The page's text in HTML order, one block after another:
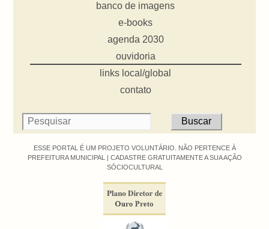
banco de imagens
e-books
agenda 2030
ouvidoria
links local/global
contato
ESSE PORTAL É UM PROJETO VOLUNTÁRIO. NÃO PERTENCE À
PREFEITURA MUNICIPAL | CADASTRE GRATUITAMENTE A SUA AÇÃO
SÓCIOCULTURAL